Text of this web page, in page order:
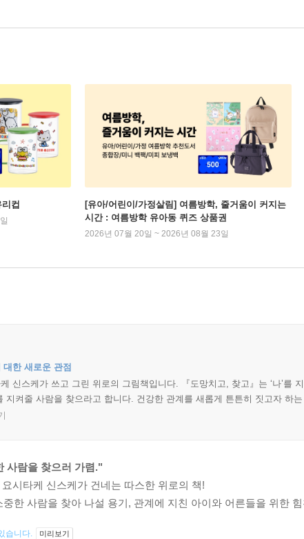
컵
[유아/어린이/가정살림] 여름방학, 줄거움이 커지는
시간 : 여름방학 유아동 퀴즈 상품권
2026년 07월 20일 ~ 2026년 08월 23일
한 새로운 관점
신스케가 쓰고 그린 위로의 그림책입니다. 『도망치고, 찾고』는 ‘나’를
지켜줄 사람을 찾으라고 합니다. 건강한 관계를 새롭게 튼튼히 짓고자 하
사람을 찾으러 가렴."
시타케 신스케가 건네는 따스한 위로의 책!
한 사람을 찾아 나설 용기, 관계에 지친 아이와 어른들을 위한
습니다. 미리보기